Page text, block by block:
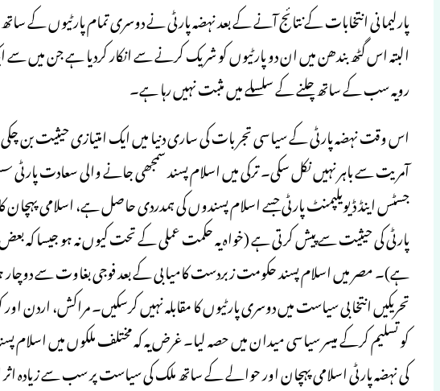
پارلیمانی انتخابات کے نتائج آنے کے بعد نہضہ پارٹی نے دوسری تمام پارٹیوں کے
البتہ اس گٹھ بندھن میں ان دو پارٹیوں کو شریک کرنے سے انکار کردیا ہے جن میں
رویہ سب کے ساتھ چلنے کے سلسلے میں مثبت نہیں رہا ہے۔
اس وقت نہضہ پارٹی کے سیاسی تجربات کی ساری دنیا میں ایک امتیازی حیثیت
آمریت سے باہر نہیں نکل سکی۔ ترکی میں اسلام پسند سمجھی جانے والی سعادت
جسٹس اینڈ ڈیویلپمنٹ پارٹی جسے اسلام پسندوں کی ہمدردی حاصل ہے، اسلامی
پارٹی کی حیثیت سے پیش کرتی ہے (خواہ یہ حکمت عملی کے تحت کیوں نہ ہو جیسا کہ
ہے)۔ مصر میں اسلام پسند حکومت زبردست کامیابی کے بعد فوجی بغاوت سے دوچار
تحریکیں انتخابی سیاست میں دوسری پارٹیوں کا مقابلہ نہیں کرسکیں۔ مراکش،
کو تسلیم کرکے میسر سیاسی میدان میں حصہ لیا۔ غرض یہ کہ مختلف ملکوں میں
کی نہضہ پارٹی اسلامی پہچان اور حوالے کے ساتھ ملک کی سیاست پر سب سے زیادہ اثر